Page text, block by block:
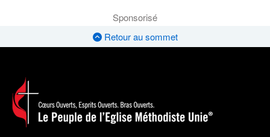
Sponsorisé
Retour au sommet